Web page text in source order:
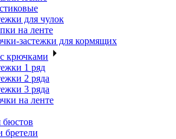
для чулок
на ленте
застежки для кормящих
крючками
1 ряд
2 ряда
3 ряда
на ленте
бюстов
бретели